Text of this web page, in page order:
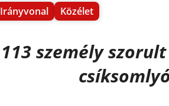
Irányvonal Közélet
113 személy